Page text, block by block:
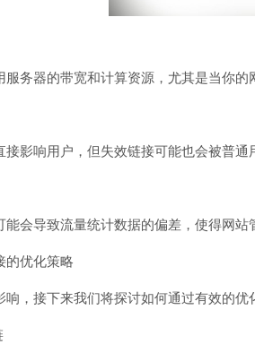
务器的带宽和计算资源，尤其是当你
接影响用户，但失效链接可能也会被普
能会导致流量统计数据的偏差，使得网
的优化策略
响，接下来我们将探讨如何通过有效的